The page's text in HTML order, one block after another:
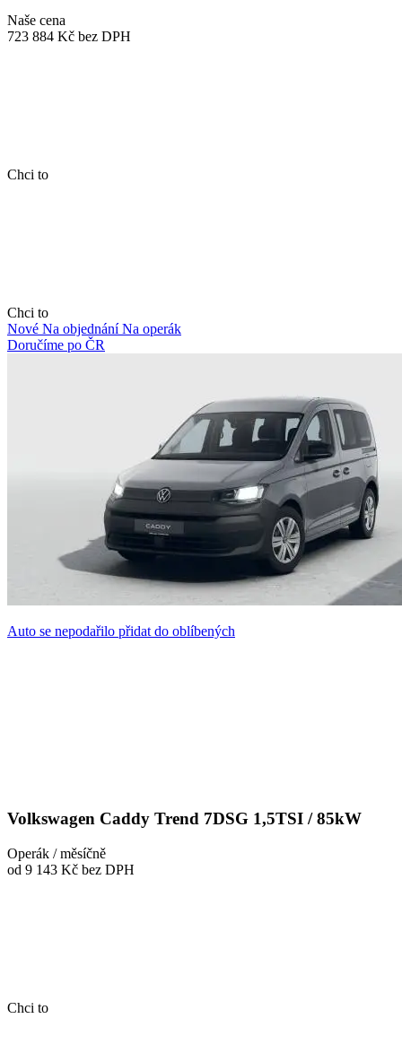
Naše cena
723 884 Kč bez DPH
Chci to
Chci to
Nové Na objednáníNa operák
Doručíme po ČR
Auto se nepodařilo přidat do oblíbených
Volkswagen Caddy Trend 7DSG 1,5TSI / 85kW
Operák / měsíčně
od 9 143 Kč bez DPH
Chci to